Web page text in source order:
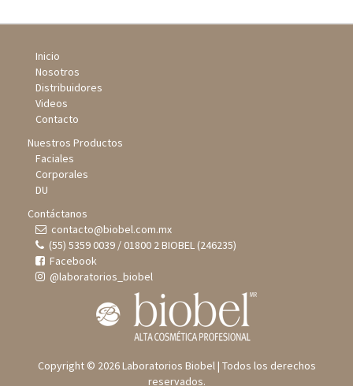
Inicio
Nosotros
Distribuidores
Videos
Contacto
Nuestros Productos
Faciales
Corporales
DU
Contáctanos
contacto@biobel.com.mx
(55) 5359 0039 / 01800 2 BIOBEL (246235)
Facebook
@laboratorios_biobel
Copyright © 2026 Laboratorios Biobel | Todos los derechos
reservados.